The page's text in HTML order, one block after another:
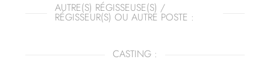
AUTRE(S) RÉGISSEUSE(S) /
RÉGISSEUR(S) OU AUTRE POSTE :
CASTING :